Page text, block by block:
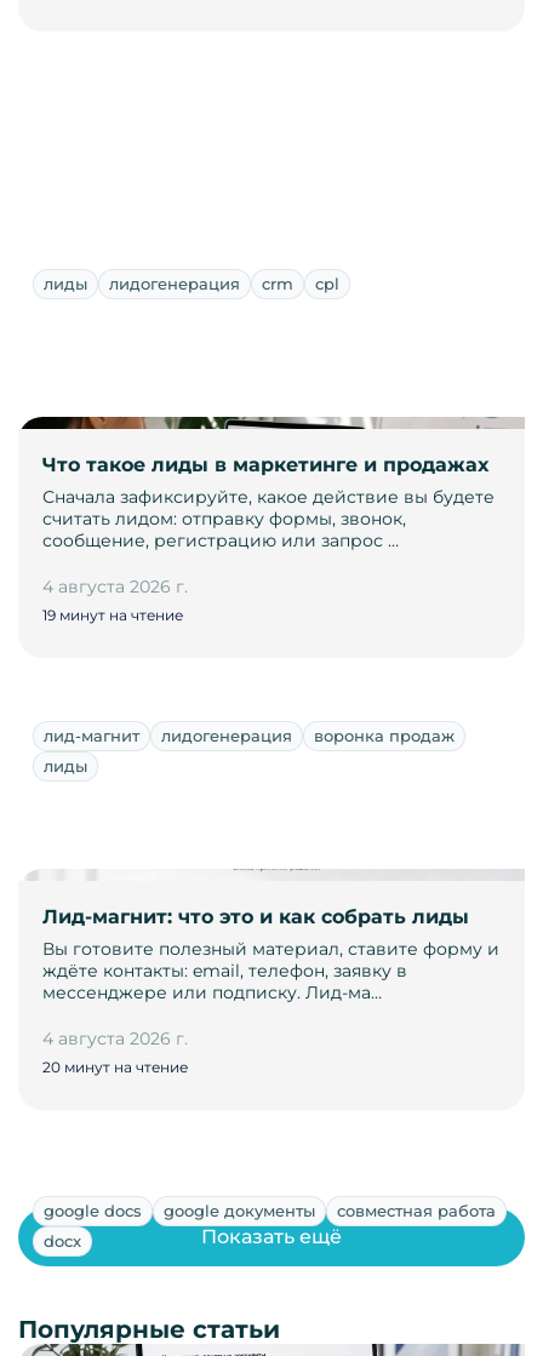
лиды лидогенерация crm cpl
Что такое лиды в маркетинге и продажах
Сначала зафиксируйте, какое действие вы будете
считать лидом: отправку формы, звонок,
сообщение, регистрацию или запрос …
4 августа 2026 г.
19 минут на чтение
лид-магнит лидогенерация
воронка продаж
лиды
Лид-магнит: что это и как собрать лиды
Вы готовите полезный материал, ставите форму и
ждёте контакты: email, телефон, заявку в
мессенджере или подписку. Лид-ма…
4 августа 2026 г.
20 минут на чтение
google docs google документы
совместная работа
docx
Показать ещё
Популярные статьи